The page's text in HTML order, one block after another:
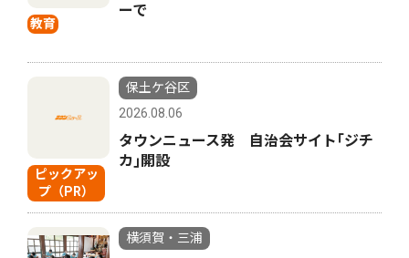
教育
ーで
ピックアッ
プ（PR）
保土ケ谷区
2026.08.06
タウンニュース発 自治会サイト｢ジチ
カ｣開設
横須賀・三浦